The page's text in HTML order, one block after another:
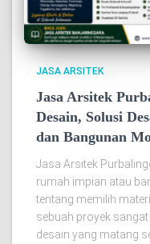
JASA ARSITEK
Jasa Arsitek
Desain, Solusi
dan Bangunan
Jasa Arsitek
rumah impian atau
tentang memilih
sebuah proyek
desain yang matang